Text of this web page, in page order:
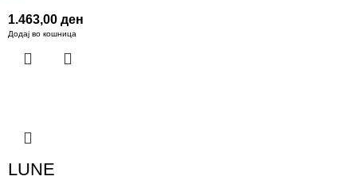
1.463,00 ден
Додај во кошница
LUNE